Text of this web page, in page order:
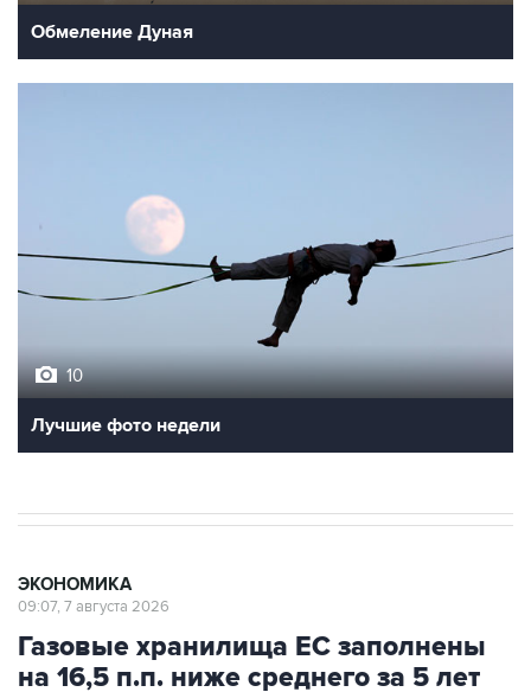
Обмеление Дуная
10
Лучшие фото недели
ЭКОНОМИКА
09:07, 7 августа 2026
Газовые хранилища ЕС заполнены
на 16,5 п.п. ниже среднего за 5 лет